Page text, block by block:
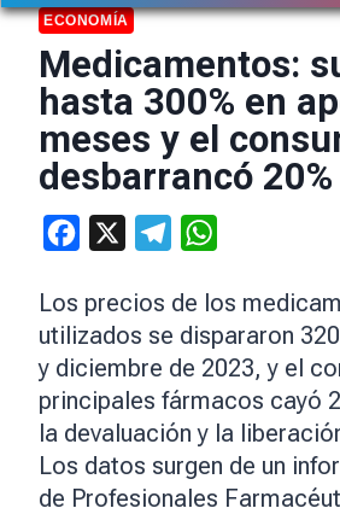
ECONOMÍA
Medicamentos:
hasta 300% en
meses y el
desbarrancó 20%
Facebook Telegram
Los precios de los
utilizados se dispararon
y diciembre de 2023, y el
principales fármacos cayó
la devaluación y la
Los datos surgen de un
de Profesionales